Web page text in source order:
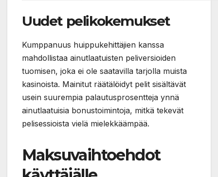
Uudet pelikokemukset
Kumppanuus huippukehittäjien kanssa
mahdollistaa ainutlaatuisten peliversioiden
tuomisen, joka ei ole saatavilla tarjolla muista
kasinoista. Mainitut räätälöidyt pelit sisältävät
usein suurempia palautusprosentteja ynnä
ainutlaatuisia bonustoimintoja, mitkä tekevät
pelisessioista vielä mielekkäämpää.
Maksuvaihtoehdot